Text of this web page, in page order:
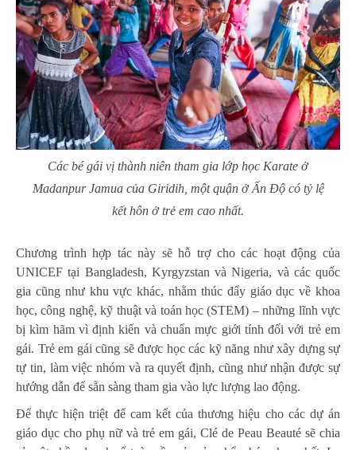
Các bé gái vị thành niên tham gia lớp học Karate ở
Madanpur Jamua của Giridih, một quận ở Ấn Độ có tỷ lệ
kết hôn ở trẻ em cao nhất.
Chương trình hợp tác này sẽ hỗ trợ cho các hoạt động của
UNICEF tại Bangladesh, Kyrgyzstan và Nigeria, và các quốc
gia cũng như khu vực khác, nhằm thúc đẩy giáo dục về khoa
học, công nghệ, kỹ thuật và toán học (STEM) – những lĩnh vực
bị kìm hãm vì định kiến và chuẩn mực giới tính đối với trẻ em
gái. Trẻ em gái cũng sẽ được học các kỹ năng như xây dựng sự
tự tin, làm việc nhóm và ra quyết định, cũng như nhận được sự
hướng dẫn để sẵn sàng tham gia vào lực lượng lao động.
Để thực hiện triệt để cam kết của thương hiệu cho các dự án
giáo dục cho phụ nữ và trẻ em gái, Clé de Peau Beauté sẽ chia